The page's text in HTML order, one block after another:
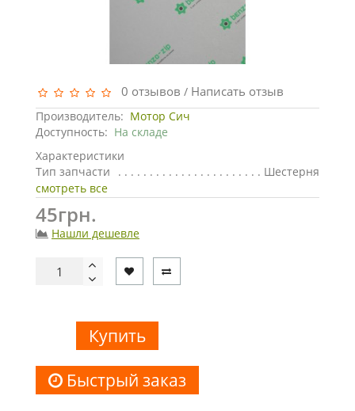
0 отзывов / Написать отзыв
Производитель: Мотор Сич
Доступность: На складе
Характеристики
Тип запчасти
Шестерня
смотреть все
45грн.
Нашли дешевле
Купить
Быстрый заказ